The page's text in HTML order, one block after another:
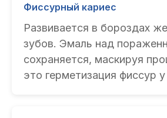
Фиссурный кариес
Развивается в бороздах
зубов. Эмаль над
сохраняется, маскируя
это герметизация фиссур